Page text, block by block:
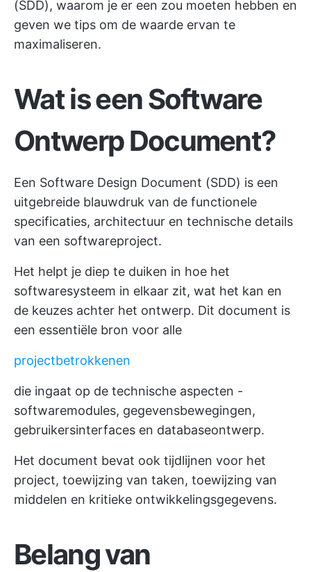
(SDD), waarom je er een zou moeten hebben en
geven we tips om de waarde ervan te
maximaliseren.
Wat is een Software
Ontwerp Document?
Een Software Design Document (SDD) is een
uitgebreide blauwdruk van de functionele
specificaties, architectuur en technische details
van een softwareproject.
Het helpt je diep te duiken in hoe het
softwaresysteem in elkaar zit, wat het kan en
de keuzes achter het ontwerp. Dit document is
een essentiële bron voor alle
projectbetrokkenen
die ingaat op de technische aspecten -
softwaremodules, gegevensbewegingen,
gebruikersinterfaces en databaseontwerp.
Het document bevat ook tijdlijnen voor het
project, toewijzing van taken, toewijzing van
middelen en kritieke ontwikkelingsgegevens.
Belang van